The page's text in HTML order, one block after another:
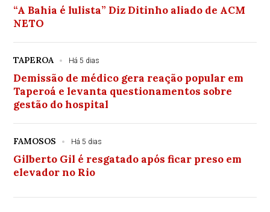
“A Bahia é lulista” Diz Ditinho aliado de ACM
NETO
TAPEROA Há 5 dias
Demissão de médico gera reação popular em
Taperoá e levanta questionamentos sobre
gestão do hospital
FAMOSOS Há 5 dias
Gilberto Gil é resgatado após ficar preso em
elevador no Rio